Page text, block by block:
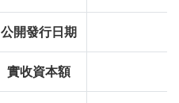
公開發行日期
實收資本額